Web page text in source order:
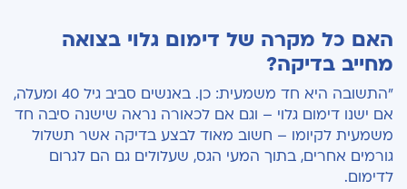
האם כל מקרה של דימום גלוי בצואה
מחייב בדיקה?
"התשובה היא חד משמעית: כן. באנשים סביב גיל 40 ומעלה,
אם ישנו דימום גלוי – וגם אם לכאורה נראה שישנה סיבה חד
משמעית לקיומו – חשוב מאוד לבצע בדיקה אשר תשלול
גורמים אחרים, בתוך המעי הגס, שעלולים גם הם לגרום
לדימום.